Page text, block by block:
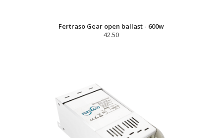
Fertraso Gear open ballast - 600w
42.50